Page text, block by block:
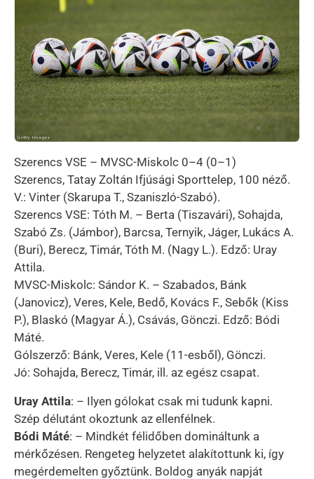
Szerencs VSE – MVSC-Miskolc 0–4 (0–1)
Szerencs, Tatay Zoltán Ifjúsági Sporttelep, 100 néző.
V.: Vinter (Skarupa T., Szaniszló-Szabó).
Szerencs VSE: Tóth M. – Berta (Tiszavári), Sohajda,
Szabó Zs. (Jámbor), Barcsa, Ternyik, Jáger, Lukács A.
(Buri), Berecz, Timár, Tóth M. (Nagy L.). Edző: Uray
Attila.
MVSC-Miskolc: Sándor K. – Szabados, Bánk
(Janovicz), Veres, Kele, Bedő, Kovács F., Sebők (Kiss
P.), Blaskó (Magyar Á.), Csávás, Gönczi. Edző: Bódi
Máté.
Gólszerző: Bánk, Veres, Kele (11-esből), Gönczi.
Jó: Sohajda, Berecz, Timár, ill. az egész csapat.
Uray Attila: – Ilyen gólokat csak mi tudunk kapni.
Szép délutánt okoztunk az ellenfélnek.
Bódi Máté: – Mindkét félidőben domináltunk a
mérkőzésen. Rengeteg helyzetet alakítottunk ki, így
megérdemelten győztünk. Boldog anyák napját